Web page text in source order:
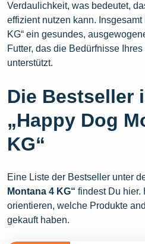
Verdaulichkeit, was bedeutet,
effizient nutzen kann.
KG“ ein gesundes,
Futter, das die Bedürfnisse Ihres
unterstützt.
Die Bestseller
„Happy Dog
KG“
Eine Liste der Bestseller unter
Montana 4 KG“ findest Du hier.
orientieren, welche Produkte
gekauft haben.